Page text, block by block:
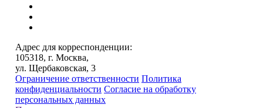
Адрес для корреспонденции:
105318, г. Москва,
ул. Щербаковская, 3
Ограничение ответственности Политика
конфиденциальности Согласие на обработку
персональных данных